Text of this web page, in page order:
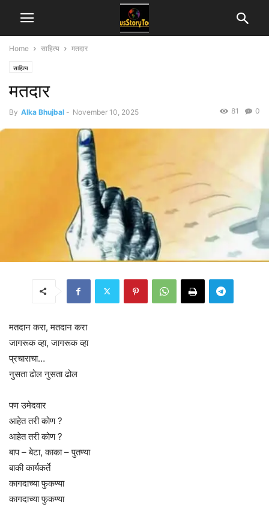
Home साहित्य मतदार
साहित्य
मतदार
By Alka Bhujbal - November 10, 2025 0
81
मतदान करा, मतदान करा
जागरूक व्हा, जागरूक व्हा
प्रचाराचा…
नुसता ढोल नुसता ढोल
पण उमेदवार
आहेत तरी कोण ?
आहेत तरी कोण ?
बाप – बेटा, काका – पुतण्या
बाकी कार्यकर्ते
कागदाच्या फुकण्या
कागदाच्या फुकण्या